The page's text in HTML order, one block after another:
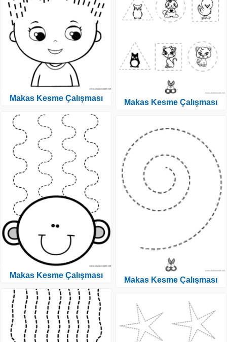
Makas Kesme Çalışması
Makas Kesme Çalışması
Makas Kesme Çalışması
Makas Kesme Çalışması